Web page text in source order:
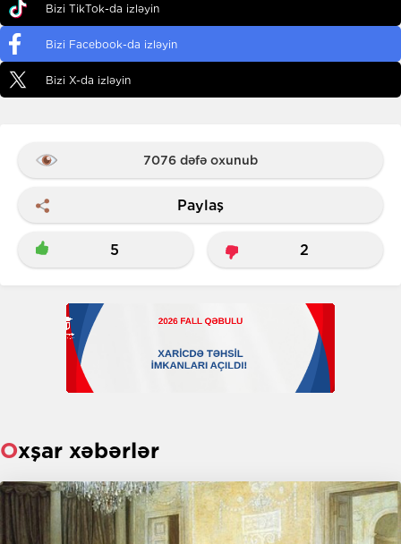
Bizi TikTok-da izləyin
Bizi Facebook-da izləyin
Bizi X-da izləyin
7076 dəfə oxunub
Paylaş
5 2
Oxşar xəbərlər